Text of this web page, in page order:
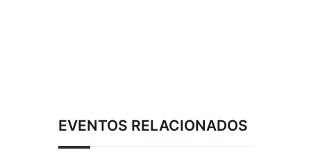
EVENTOS RELACIONADOS